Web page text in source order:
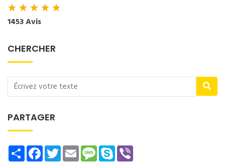
★★★★★
1453 Avis
CHERCHER
PARTAGER
ShareFacebookTwitterEmailMessage
Skype